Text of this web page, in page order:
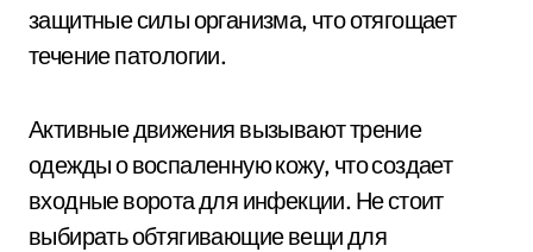
защитные силы организма, что отягощает
течение патологии.
Активные движения вызывают трение
одежды о воспаленную кожу, что создает
входные ворота для инфекции. Не стоит
выбирать обтягивающие вещи для